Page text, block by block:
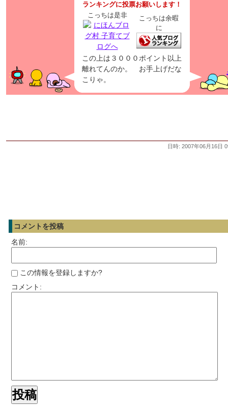
ランキングに投票お願いします！
こっちは是非
こっちは余暇
に
この上は３０００ポイント以上
離れてんのか。 お手上げだな
こりゃ。
日時: 2007年06月16日
コメントを投稿
名前:
この情報を登録しますか?
コメント: